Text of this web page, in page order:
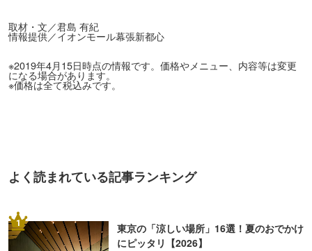
取材・文／君島 有紀
情報提供／イオンモール幕張新都心
※2019年4月15日時点の情報です。価格やメニュー、内容等は変更
になる場合があります。
※価格は全て税込みです。
よく読まれている記事ランキング
1
東京の「涼しい場所」16選！夏のおでかけ
にピッタリ【2026】